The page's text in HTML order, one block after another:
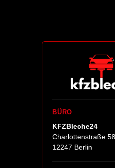
BÜRO
KFZBleche24
Charlottenstraße
12247 Berlin